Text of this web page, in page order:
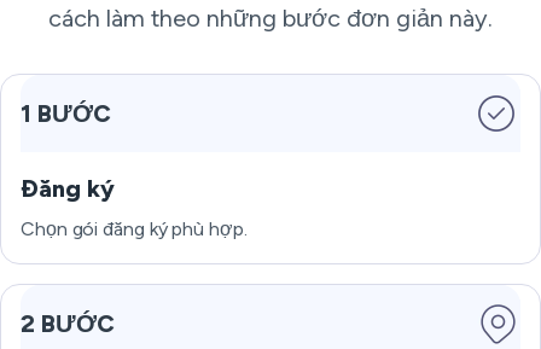
cách làm theo những bước đơn giản này.
1 BƯỚC
Đăng ký
Chọn gói đăng ký phù hợp.
2 BƯỚC